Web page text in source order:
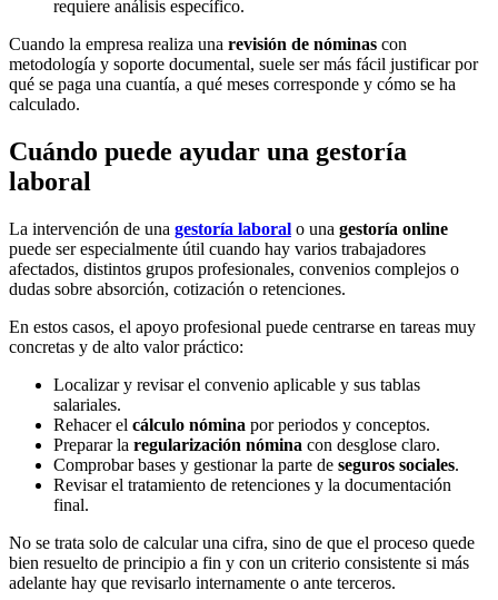
requiere análisis específico.
Cuando la empresa realiza una revisión de nóminas con
metodología y soporte documental, suele ser más fácil justificar por
qué se paga una cuantía, a qué meses corresponde y cómo se ha
calculado.
Cuándo puede ayudar una gestoría
laboral
La intervención de una gestoría laboral o una gestoría online
puede ser especialmente útil cuando hay varios trabajadores
afectados, distintos grupos profesionales, convenios complejos o
dudas sobre absorción, cotización o retenciones.
En estos casos, el apoyo profesional puede centrarse en tareas muy
concretas y de alto valor práctico:
Localizar y revisar el convenio aplicable y sus tablas
salariales.
Rehacer el cálculo nómina por periodos y conceptos.
Preparar la regularización nómina con desglose claro.
Comprobar bases y gestionar la parte de seguros sociales.
Revisar el tratamiento de retenciones y la documentación
final.
No se trata solo de calcular una cifra, sino de que el proceso quede
bien resuelto de principio a fin y con un criterio consistente si más
adelante hay que revisarlo internamente o ante terceros.